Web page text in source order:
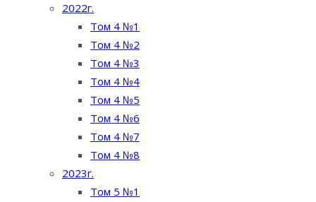
2022г.
Том 4 №1
Том 4 №2
Том 4 №3
Том 4 №4
Том 4 №5
Том 4 №6
Том 4 №7
Том 4 №8
2023г.
Том 5 №1